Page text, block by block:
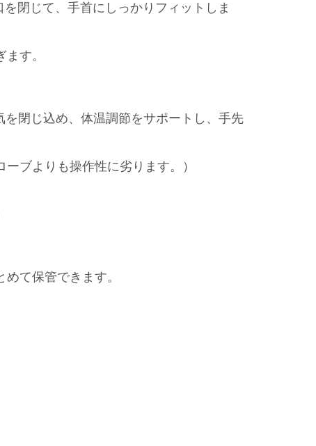
閉じて、手首にしっかりフィットしま
す。
を閉じ込め、体温調節をサポートし、手先
ブよりも操作性に劣ります。）
て保管できます。